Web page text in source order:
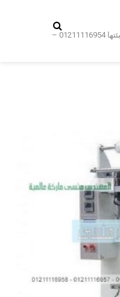
توريد ماكينات وخامات تغليف المنتجات و تعبئتها 01211116954 –